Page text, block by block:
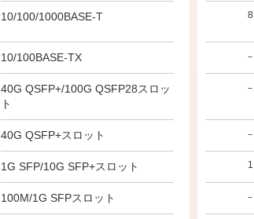
10/100/1000BASE-T
10/100BASE-TX
40G QSFP+/100G QSFP28スロッ
ト
40G QSFP+スロット
1G SFP/10G SFP+スロット
100M/1G SFPスロット
24
－
－
－
2
－
－
2
8
－
－
－
1
－